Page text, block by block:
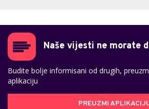
Naše vijesti ne morate
Budite bolje informisani od drugih,
aplikaciju
PREUZMI